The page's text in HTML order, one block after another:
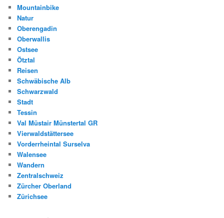
Mountainbike
Natur
Oberengadin
Oberwallis
Ostsee
Ötztal
Reisen
Schwäbische Alb
Schwarzwald
Stadt
Tessin
Val Müstair Münstertal GR
Vierwaldstättersee
Vorderrheintal Surselva
Walensee
Wandern
Zentralschweiz
Zürcher Oberland
Zürichsee